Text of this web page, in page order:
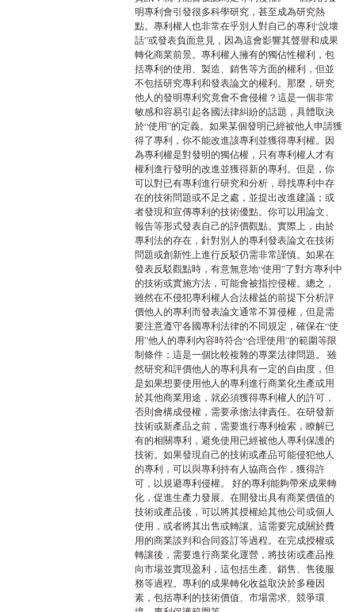
明專利會引發很多科學研究，甚至成為研究熱
點。專利權人也非常在乎別人對自己的專利“說壞
話”或發表負面意見，因為這會影響其聲譽和成果
轉化商業前景。專利權人擁有的獨佔性權利，包
括專利的使用、製造、銷售等方面的權利，但並
不包括研究專利和發表論文的權利。那麼，研究
他人的發明專利究竟會不會侵權？這是一個非常
敏感和容易引起各國法律糾紛的話題，具體取決
於“使用”的定義。如果某個發明已經被他人申請獲
得了專利，你不能改進該專利並獲得專利權。因
為專利權是對發明的獨佔權，只有專利權人才有
權利進行發明的改進並獲得新的專利。但是，你
可以對已有專利進行研究和分析，尋找專利中存
在的技術問題或不足之處，並提出改進建議；或
者發現和宣傳專利的技術優點。你可以用論文、
報告等形式發表自己的評價觀點。實際上，由於
專利法的存在，針對別人的專利發表論文在技術
問題或創新性上進行反駁仍需非常謹慎。如果在
發表反駁觀點時，有意無意地“使用”了對方專利中
的技術或實施方法，可能會被指控侵權。總之，
雖然在不侵犯專利權人合法權益的前提下分析評
價他人的專利而發表論文通常不算侵權，但是需
要注意遵守各國專利法律的不同規定，確保在“使
用”他人的專利內容時符合“合理使用”的範圍等限
制條件；這是一個比較複雜的專業法律問題。 雖
然研究和評價他人的專利具有一定的自由度，但
是如果想要使用他人的專利進行商業化生產或用
於其他商業用途，就必須獲得專利權人的許可，
否則會構成侵權，需要承擔法律責任。在研發新
技術或新產品之前，需要進行專利檢索，瞭解已
有的相關專利，避免使用已經被他人專利保護的
技術。如果發現自己的技術或產品可能侵犯他人
的專利，可以與專利持有人協商合作，獲得許
可，以規避專利侵權。 好的專利能夠帶來成果轉
化，促進生產力發展。在開發出具有商業價值的
技術或產品後，可以將其授權給其他公司或個人
使用，或者將其出售或轉讓。這需要完成關於費
用的商業談判和合同簽訂等過程。在完成授權或
轉讓後，需要進行商業化運營，將技術或產品推
向市場並實現盈利，這包括生產、銷售、售後服
務等過程。專利的成果轉化收益取決於多種因
素，包括專利的技術價值、市場需求、競爭環